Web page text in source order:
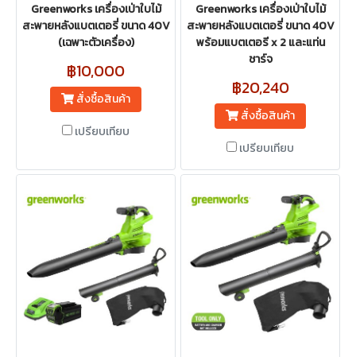
Greenworks เครื่องเป่าใบไม้
สะพายหลังแบตเตอรี่ ขนาด 40V
(เฉพาะตัวเครื่อง)
฿10,000
สั่งซื้อสินค้า
เปรียบเทียบ
Greenworks เครื่องเป่าใบไม้
สะพายหลังแบตเตอรี่ ขนาด 40V
พร้อมแบตเตอรี x 2 และแท่น
ชาร์จ
฿20,240
สั่งซื้อสินค้า
เปรียบเทียบ